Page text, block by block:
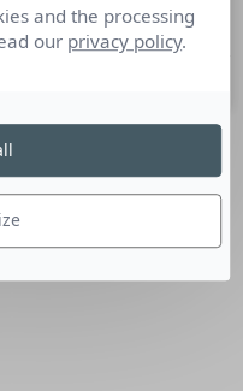
and the processing
our privacy policy.